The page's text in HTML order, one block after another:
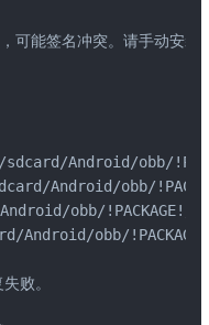
能签名冲突。请手动安装
Android/obb/
Android/obb/
obb/!PACKAGE!/
Android/obb/
败。